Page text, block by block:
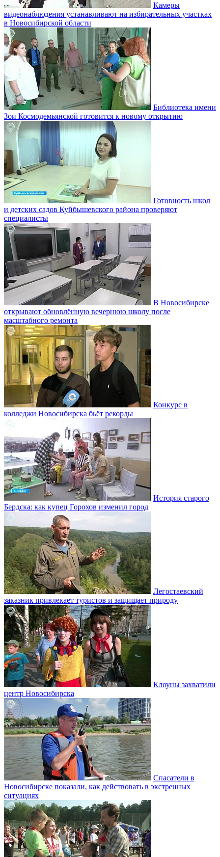
Камеры
видеонаблюдения устанавливают на избирательных участках
в Новосибирской области
Библиотека имени
Зои Космодемьянской готовится к новому открытию
Готовность школ
и детских садов Куйбышевского района проверяют
специалисты
В Новосибирске
открывают обновлённую вечернюю школу после
масштабного ремонта
Конкурс в
колледжи Новосибирска бьёт рекорды
История старого
Бердска: как купец Горохов изменил город
Легостаевский
заказник привлекает туристов и защищает природу
Клоуны захватили
центр Новосибирска
Спасатели в
Новосибирске показали, как действовать в экстренных
ситуациях